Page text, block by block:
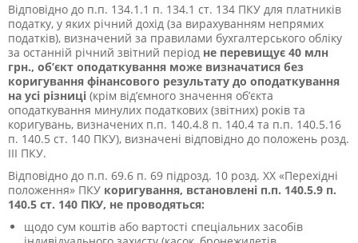
Відповідно до п.п. 134.1.1 п. 134.1 ст. 134 ПКУ для платників
податку, у яких річний дохід (за вирахуванням непрямих
податків), визначений за правилами бухгалтерського обліку
за останній річний звітний період не перевищує 40 млн
грн., об’єкт оподаткування може визначатися без
коригування фінансового результату до оподаткування
на усі різниці (крім від’ємного значення об’єкта
оподаткування минулих податкових (звітних) років та
коригувань, визначених п.п. 140.4.8 п. 140.4 та п.п. 140.5.16
п. 140.5 ст. 140 ПКУ), визначені відповідно до положень розд.
ІІІ ПКУ.
Відповідно до п.п. 69.6 п. 69 підрозд. 10 розд. ХХ «Перехідні
положення» ПКУ коригування, встановлені п.п. 140.5.9 п.
140.5 ст. 140 ПКУ, не проводяться:
щодо сум коштів або вартості спеціальних засобів